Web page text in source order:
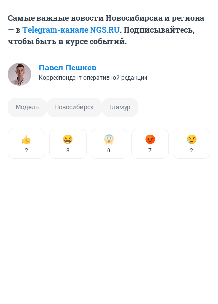
Самые важные новости Новосибирска и региона
— вТelegram-каналеNGS.RU. Подписывайтесь,
чтобы быть в курсе событий.
Павел Пешков
Корреспондент оперативной редакции
Модель Новосибирск Гламур
2 3 0 7 2